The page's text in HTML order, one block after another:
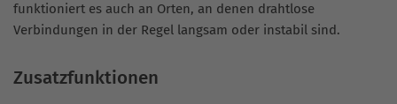
funktioniert es auch an Orten, an denen drahtlose
Verbindungen in der Regel langsam oder instabil sind.
Zusatzfunktionen